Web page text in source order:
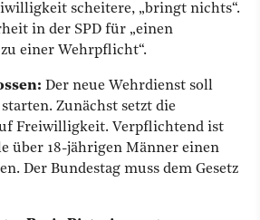
scheitere, „bringt nichts“.
in der SPD für „einen
einer Wehrpflicht“.
Der neue Wehrdienst soll
Zunächst setzt die
Freiwilligkeit. Verpflichtend ist
über 18-jährigen Männer einen
Der Bundestag muss dem Gesetz